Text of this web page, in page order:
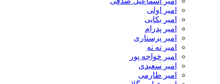
امیر اولی
امیر بکایی
امیر پدرام
امیر پرستاری
امیر ته ته
امیر خواجه پور
امیر سعیدی
امیر طارمی